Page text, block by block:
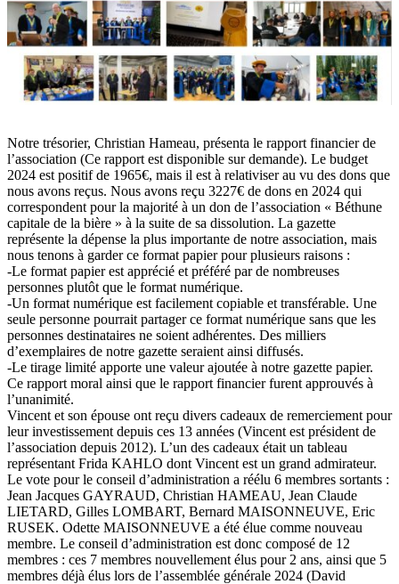
Notre trésorier, Christian Hameau, présenta le rapport financier de
l’association (Ce rapport est disponible sur demande). Le budget
2024 est positif de 1965€, mais il est à relativiser au vu des dons que
nous avons reçus. Nous avons reçu 3227€ de dons en 2024 qui
correspondent pour la majorité à un don de l’association « Béthune
capitale de la bière » à la suite de sa dissolution. La gazette
représente la dépense la plus importante de notre association, mais
nous tenons à garder ce format papier pour plusieurs raisons :
-Le format papier est apprécié et préféré par de nombreuses
personnes plutôt que le format numérique.
-Un format numérique est facilement copiable et transférable. Une
seule personne pourrait partager ce format numérique sans que les
personnes destinataires ne soient adhérentes. Des milliers
d’exemplaires de notre gazette seraient ainsi diffusés.
-Le tirage limité apporte une valeur ajoutée à notre gazette papier.
Ce rapport moral ainsi que le rapport financier furent approuvés à
l’unanimité.
Vincent et son épouse ont reçu divers cadeaux de remerciement pour
leur investissement depuis ces 13 années (Vincent est président de
l’association depuis 2012). L’un des cadeaux était un tableau
représentant Frida KAHLO dont Vincent est un grand admirateur.
Le vote pour le conseil d’administration a réélu 6 membres sortants :
Jean Jacques GAYRAUD, Christian HAMEAU, Jean Claude
LIETARD, Gilles LOMBART, Bernard MAISONNEUVE, Eric
RUSEK. Odette MAISONNEUVE a été élue comme nouveau
membre. Le conseil d’administration est donc composé de 12
membres : ces 7 membres nouvellement élus pour 2 ans, ainsi que 5
membres déjà élus lors de l’assemblée générale 2024 (David